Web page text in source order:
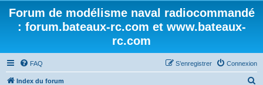
Forum de modélisme naval radiocommandé
: forum.bateaux-rc.com et www.bateaux-
rc.com
FAQ Connexion
S’enregistrer
Index du forum